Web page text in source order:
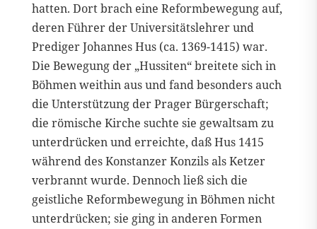
hatten. Dort brach eine Reformbewegung auf,
deren Führer der Universitätslehrer und
Prediger Johannes Hus (ca. 1369-1415) war.
Die Bewegung der „Hussiten“ breitete sich in
Böhmen weithin aus und fand besonders auch
die Unterstützung der Prager Bürgerschaft;
die römische Kirche suchte sie gewaltsam zu
unterdrücken und erreichte, daß Hus 1415
während des Konstanzer Konzils als Ketzer
verbrannt wurde. Dennoch ließ sich die
geistliche Reformbewegung in Böhmen nicht
unterdrücken; sie ging in anderen Formen